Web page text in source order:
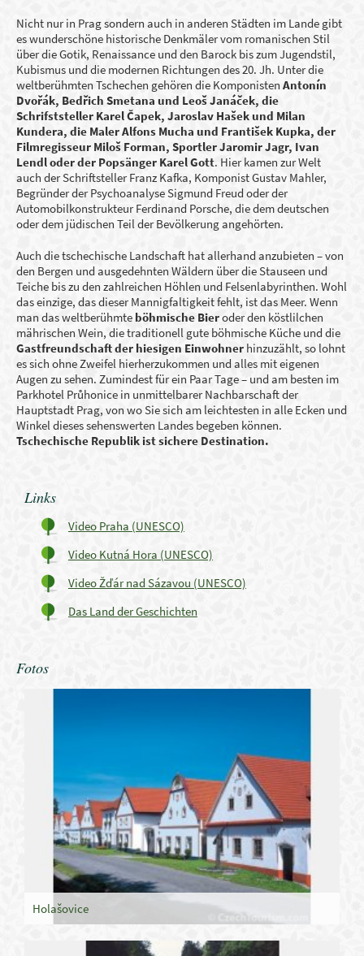
Nicht nur in Prag sondern auch in anderen Städten im Lande gibt
es wunderschöne historische Denkmäler vom romanischen Stil
über die Gotik, Renaissance und den Barock bis zum Jugendstil,
Kubismus und die modernen Richtungen des 20. Jh. Unter die
weltberühmten Tschechen gehören die Komponisten Antonín
Dvořák, Bedřich Smetana und Leoš Janáček, die
Schrifststeller Karel Čapek, Jaroslav Hašek und Milan
Kundera, die Maler Alfons Mucha und František Kupka, der
Filmregisseur Miloš Forman, Sportler Jaromir Jagr, Ivan
Lendloder der Popsänger Karel Gott. Hier kamen zur Welt
auch der Schriftsteller Franz Kafka, Komponist Gustav Mahler,
Begründer der Psychoanalyse Sigmund Freud oder der
Automobilkonstrukteur Ferdinand Porsche, die dem deutschen
oder dem jüdischen Teil der Bevölkerung angehörten.
Auch die tschechische Landschaft hat allerhand anzubieten – von
den Bergen und ausgedehnten Wäldern über die Stauseen und
Teiche bis zu den zahlreichen Höhlen und Felsenlabyrinthen. Wohl
das einzige, das dieser Mannigfaltigkeit fehlt, ist das Meer. Wenn
man das weltberühmte böhmische Bieroder den köstlilchen
mährischen Wein, die traditionell gute böhmische Küche und die
Gastfreundschaft der hiesigen Einwohner hinzuzählt, so lohnt
es sich ohne Zweifel hierherzukommen und alles mit eigenen
Augen zu sehen. Zumindest für ein Paar Tage – und am besten im
Parkhotel Průhonice in unmittelbarer Nachbarschaft der
Hauptstadt Prag, von wo Sie sich am leichtesten in alle Ecken und
Winkel dieses sehenswerten Landes begeben können.
Tschechische Republik istsichere Destination.
Links
Video Praha (UNESCO)
Video Kutná Hora (UNESCO)
Video Žďár nad Sázavou (UNESCO)
Das Land der Geschichten
Fotos
Holašovice